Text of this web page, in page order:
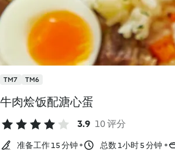
TM7 TM6
牛肉烩饭配溏心蛋
3.9 10 评分
准备工作 15 分钟 总数 1小时 5 分钟